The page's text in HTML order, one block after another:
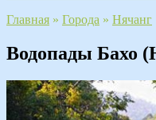
Главная » Города » Нячанг
Водопады Бахо